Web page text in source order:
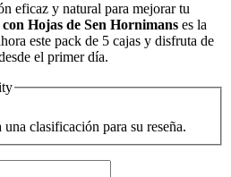
eficaz y natural para mejorar tu
Hojas de Sen Hornimans es la
este pack de 5 cajas y disfruta de
el primer día.
clasificación para su reseña.